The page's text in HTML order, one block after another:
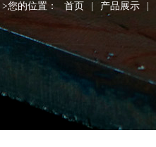
>您的位置： 首页 产品展示